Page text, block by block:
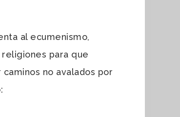
al ecumenismo,
para que
no avalados por